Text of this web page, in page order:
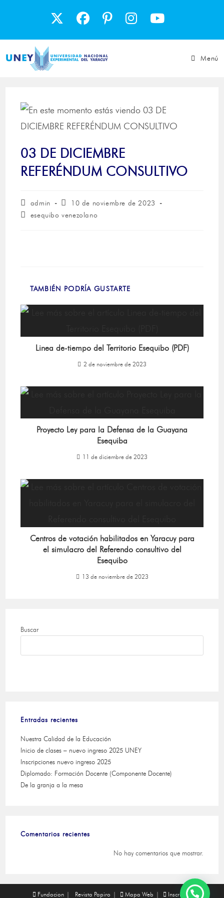
Menú
03 DE DICIEMBRE
REFERÉNDUM CONSULTIVO
admin
10 de noviembre de 2023
esequibo venezolano
TAMBIÉN PODRÍA GUSTARTE
Linea de-tiempo del Territorio Esequibo (PDF)
2 de noviembre de 2023
Proyecto Ley para la Defensa de la Guayana
Esequiba
11 de diciembre de 2023
Centros de votación habilitados en Yaracuy para
el simulacro del Referendo consultivo del
Esequibo
13 de noviembre de 2023
Buscar
Entradas recientes
Nuestra Calidad de la Educación
Inicio de clases – nuevo ingreso 2025 UNEY
Inscripciones nuevo ingreso 2025
Diplomado: Formación Docente (Componente Docente)
De la granja a la mesa
Comentarios recientes
No hay comentarios que mostrar.
Fundacion Revista Papiro Mapa Web Inscribete